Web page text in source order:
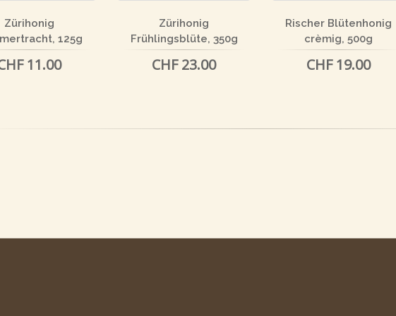
Zürihonig
125g
11.00
Zürihonig
Frühlingsblüte, 350g
CHF 23.00
Rischer Blütenhonig
crèmig, 500g
CHF 19.00